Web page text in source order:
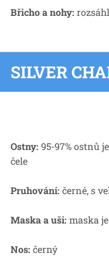
Břicho a nohy:
SILVER
Ostny: 95-97% ostnů
čele
Pruhování: černé, s
Maska a uši: maska
Nos: černý